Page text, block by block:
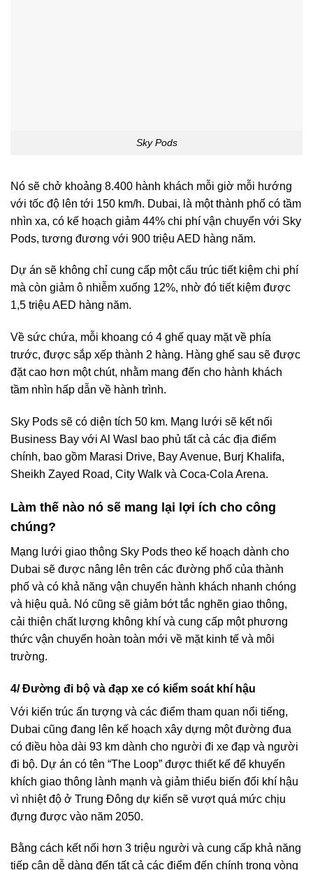
Sky Pods
Nó sẽ chở khoảng 8.400 hành khách mỗi giờ mỗi hướng
với tốc độ lên tới 150 km/h. Dubai, là một thành phố có tầm
nhìn xa, có kế hoạch giảm 44% chi phí vận chuyển với Sky
Pods, tương đương với 900 triệu AED hàng năm.
Dự án sẽ không chỉ cung cấp một cấu trúc tiết kiệm chi phí
mà còn giảm ô nhiễm xuống 12%, nhờ đó tiết kiệm được
1,5 triệu AED hàng năm.
Về sức chứa, mỗi khoang có 4 ghế quay mặt về phía
trước, được sắp xếp thành 2 hàng. Hàng ghế sau sẽ được
đặt cao hơn một chút, nhằm mang đến cho hành khách
tầm nhìn hấp dẫn về hành trình.
Sky Pods sẽ có diện tích 50 km. Mạng lưới sẽ kết nối
Business Bay với Al Wasl bao phủ tất cả các địa điểm
chính, bao gồm Marasi Drive, Bay Avenue, Burj Khalifa,
Sheikh Zayed Road, City Walk và Coca-Cola Arena.
Làm thế nào nó sẽ mang lại lợi ích cho công
chúng?
Mạng lưới giao thông Sky Pods theo kế hoạch dành cho
Dubai sẽ được nâng lên trên các đường phố của thành
phố và có khả năng vận chuyển hành khách nhanh chóng
và hiệu quả. Nó cũng sẽ giảm bớt tắc nghẽn giao thông,
cải thiện chất lượng không khí và cung cấp một phương
thức vận chuyển hoàn toàn mới về mặt kinh tế và môi
trường.
4/ Đường đi bộ và đạp xe có kiểm soát khí hậu
Với kiến trúc ấn tượng và các điểm tham quan nổi tiếng,
Dubai cũng đang lên kế hoạch xây dựng một đường đua
có điều hòa dài 93 km dành cho người đi xe đạp và người
đi bộ. Dự án có tên “The Loop” được thiết kế để khuyến
khích giao thông lành mạnh và giảm thiểu biến đổi khí hậu
vì nhiệt độ ở Trung Đông dự kiến sẽ vượt quá mức chịu
đựng được vào năm 2050.
Bằng cách kết nối hơn 3 triệu người và cung cấp khả năng
tiếp cận dễ dàng đến tất cả các điểm đến chính trong vòng